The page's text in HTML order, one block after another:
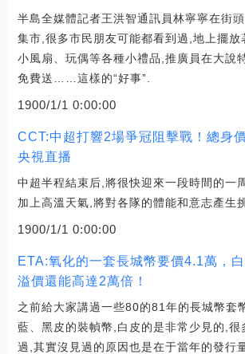
半島全媒體記者王洪智通訊員林寧寧在街
集市,很多市民朋友可能都看到過,地上擺放
小風扇、玩偶等各種小禮品,推廣員在大說
免費送……這樣的“好事”.
1900/1/1 0:00:00
CCT:中超打響2場爭冠阻擊戰！總身
央視直播
中超半程結束后,將很快迎來一段時間的一
加上高溫天氣,將對各隊的體能和意志產生
1900/1/1 0:00:00
ETA:氧化的一套長城幣要價4.1萬，白
溢價還能高達2萬倍！
之前給大家講過一些80的81年的長城幣套
藍、黑皮的裝幀幣,白皮的是非常少見的,很
過,其實沒見過的原因也是在于當年的發行